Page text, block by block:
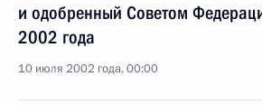
и одобренный Советом
2002 года
10 июля 2002 года, 00:00